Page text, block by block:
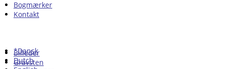
Billeder
Gravsten
Bogmærker
Kontakt
*Dansk
Dutch